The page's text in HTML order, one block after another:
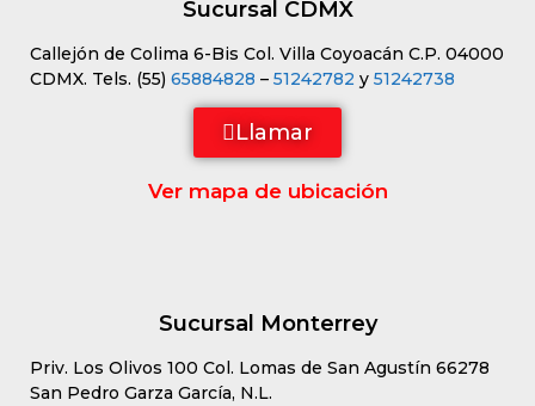
Sucursal CDMX
Callejón de Colima 6-Bis Col. Villa Coyoacán C.P. 04000
CDMX. Tels. (55) 65884828 – 51242782 y 51242738
Llamar
Ver mapa de ubicación
Sucursal Monterrey
Priv. Los Olivos 100 Col. Lomas de San Agustín 66278
San Pedro Garza García, N.L.